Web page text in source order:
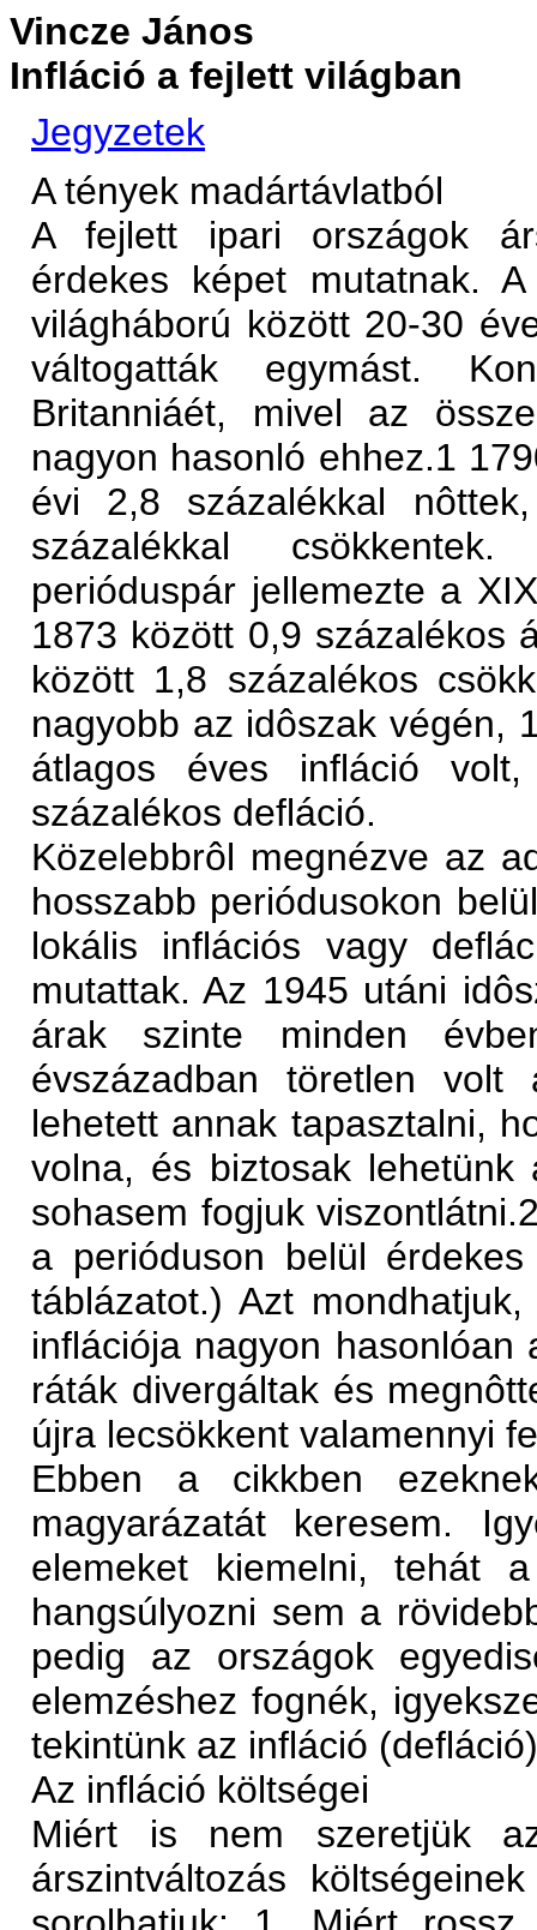
Vincze János
Infláció a fejlett világban
Jegyzetek
A tények madártávlatból
A fejlett ipari országok
érdekes képet mutatnak.
világháború között 20-30
váltogatták egymást.
Britanniáét, mivel az
nagyon hasonló ehhez.1
évi 2,8 százalékkal
százalékkal
perióduspár jellemezte a
1873 között 0,9 százalékos
között 1,8 százalékos
nagyobb az idôszak végén,
átlagos éves infláció
százalékos defláció.
Közelebbrôl megnézve az
hosszabb periódusokon
lokális inflációs vagy
mutattak. Az 1945 utáni
árak szinte minden
évszázadban töretlen
lehetett annak tapasztalni,
volna, és biztosak
sohasem fogjuk
a perióduson belül
táblázatot.) Azt
inflációja nagyon
ráták divergáltak és
újra lecsökkent valamennyi
Ebben a cikkben
magyarázatát keresem.
elemeket kiemelni, tehát
hangsúlyozni sem a
pedig az országok
elemzéshez fognék,
tekintünk az infláció
Az infláció költségei
Miért is nem szeretjük
árszintváltozás